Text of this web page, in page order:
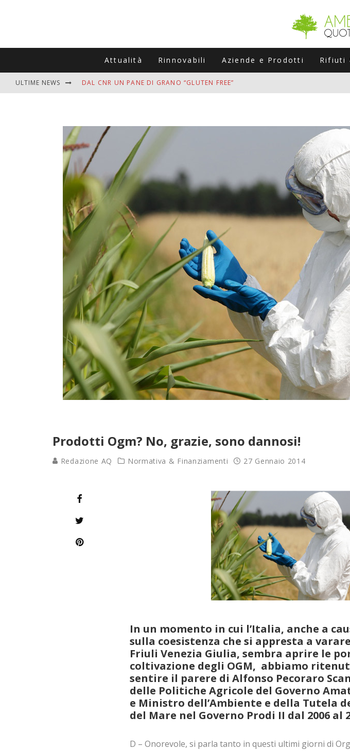
Attualità Rinnovabili Aziende e Prodotti Rifiuti
ULTIME NEWS DAL CNR UN PANE DI GRANO “GLUTEN FREE”
ZANZARE IN VACANZA? I 3 ERRORI PIÙ COMUNI CHE POSSONO ROVINARTI
ADDIO BOLLETTE SALATE? LA NUOVA FRONTIERA DEL FOTOVOLTAICO
Prodotti Ogm? No, grazie, sono dannosi!
Redazione AQ Normativa & Finanziamenti 27 Gennaio 2014
In un momento in cui l’Italia, anche a
sulla coesistenza che si appresta a
Friuli Venezia Giulia, sembra aprire le
coltivazione degli OGM, abbiamo
sentire il parere di Alfonso Pecoraro
delle Politiche Agricole del Governo
e Ministro dell’Ambiente e della Tutela
del Mare nel Governo Prodi II dal 2006 al
D – Onorevole, si parla tanto in questi ultimi giorni di